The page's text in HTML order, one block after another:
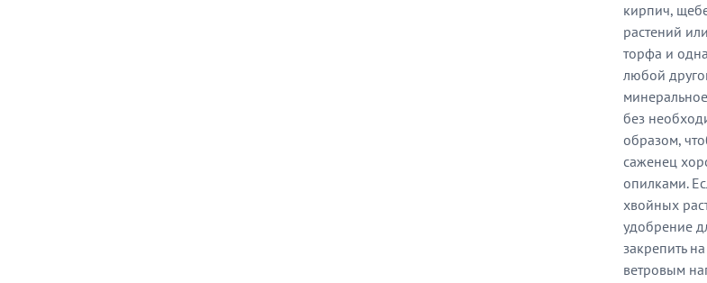
кирпич,
растений
торфа и
любой
без
образом,
саженец
опилками.
хвойных
удобрение
закрепить
ветровым